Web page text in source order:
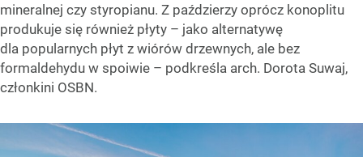
mineralnej czy styropianu. Z paździerzy oprócz konoplitu
produkuje się również płyty – jako alternatywę
dla popularnych płyt z wiórów drzewnych, ale bez
formaldehydu w spoiwie – podkreśla arch. Dorota Suwaj,
członkini OSBN.